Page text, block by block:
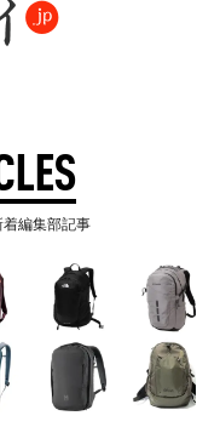
着編集部記事